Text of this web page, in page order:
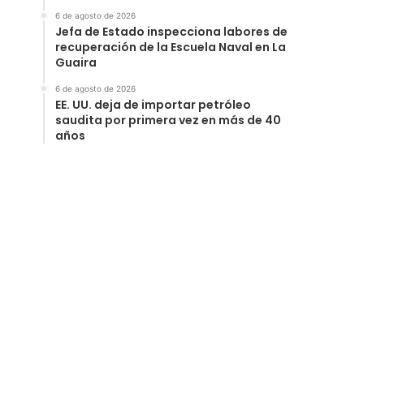
6 de agosto de 2026
Jefa de Estado inspecciona labores de
recuperación de la Escuela Naval en La
Guaira
6 de agosto de 2026
EE. UU. deja de importar petróleo
saudita por primera vez en más de 40
años